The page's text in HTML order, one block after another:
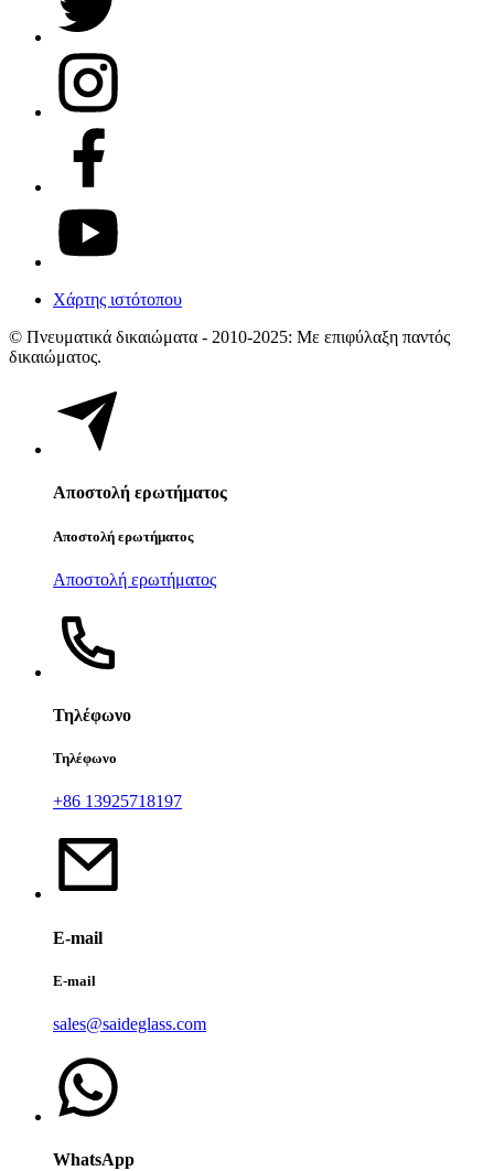
Χάρτης ιστότοπου
© Πνευματικά δικαιώματα - 2010-2025: Με επιφύλαξη παντός
δικαιώματος.
Αποστολή ερωτήματος
Αποστολή ερωτήματος
Αποστολή ερωτήματος
Τηλέφωνο
Τηλέφωνο
+86 13925718197
E-mail
E-mail
sales@saideglass.com
WhatsApp